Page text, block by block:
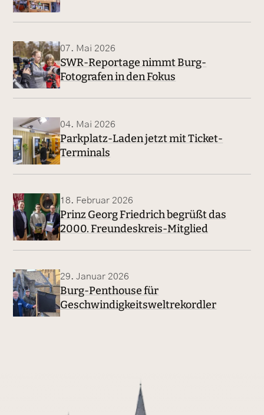
07. Mai 2026
SWR-Reportage nimmt Burg-
Fotografen in den Fokus
04. Mai 2026
Parkplatz-Laden jetzt mit Ticket-
Terminals
18. Februar 2026
Prinz Georg Friedrich begrüßt das
2000. Freundeskreis-Mitglied
29. Januar 2026
Burg-Penthouse für
Geschwindigkeitsweltrekordler